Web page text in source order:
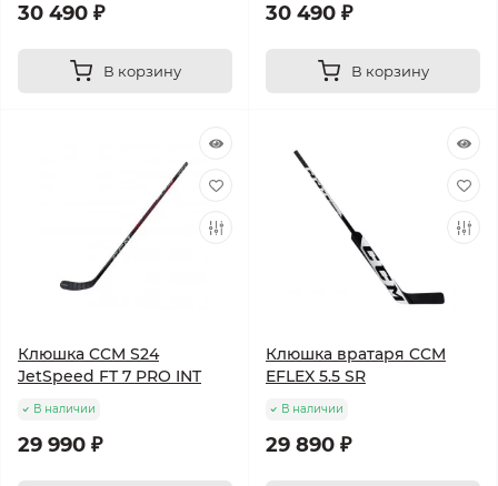
30 490 ₽
В корзину
30 490 ₽
В корзину
Клюшка CCM S24
JetSpeed FT 7 PRO INT
В наличии
29 990 ₽
Клюшка вратаря CCM
EFLEX 5.5 SR
В наличии
29 890 ₽